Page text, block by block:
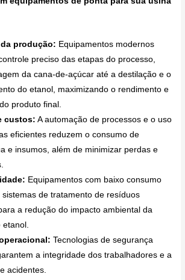
produção: Equipamentos modernos
preciso das etapas do processo,
da cana-de-açúcar até a destilação e o
do etanol, maximizando o rendimento e
produto final.
custos: A automação de processos e o uso
eficientes reduzem o consumo de
e insumos, além de minimizar perdas e
Equipamentos com baixo consumo
sistemas de tratamento de resíduos
a redução do impacto ambiental da
etanol.
Tecnologias de segurança
a integridade dos trabalhadores e a
acidentes.